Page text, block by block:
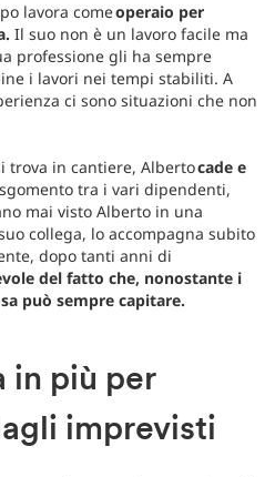
lavora comeoperaio per
Il suo non è un lavoro facile ma
professione gli ha sempre
i lavori nei tempi stabiliti. A
ci sono situazioni che non
trova in cantiere, Albertocade e
sgomento tra i vari dipendenti,
mai visto Alberto in una
collega, lo accompagna subito
dopo tanti anni di
del fatto che, nonostante i
può sempre capitare.
in più per
imprevisti